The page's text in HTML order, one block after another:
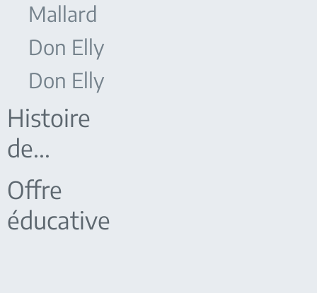
Mallard
Don Elly
Don Elly
Histoire
de...
Offre
éducative